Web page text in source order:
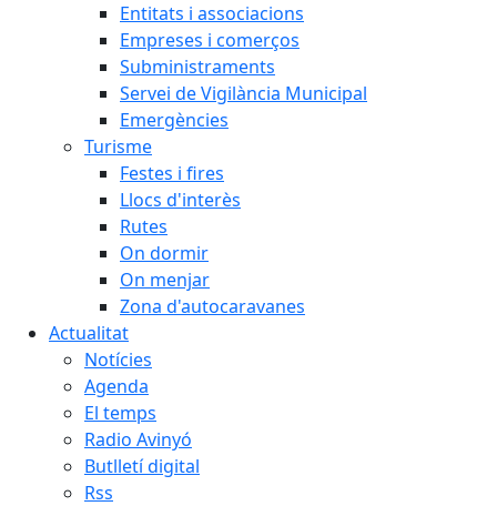
Entitats i associacions
Empreses i comerços
Subministraments
Servei de Vigilància Municipal
Emergències
Turisme
Festes i fires
Llocs d'interès
Rutes
On dormir
On menjar
Zona d'autocaravanes
Actualitat
Notícies
Agenda
El temps
Radio Avinyó
Butlletí digital
Rss